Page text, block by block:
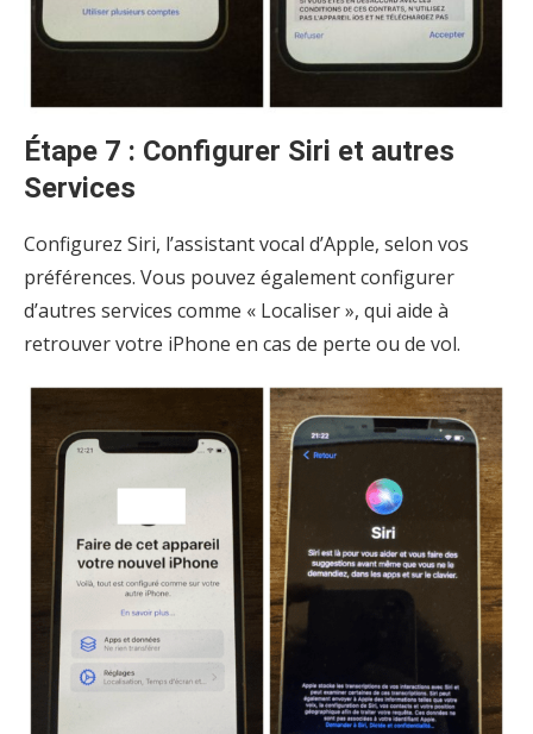
Étape 7 : Configurer Siri et autres
Services
Configurez Siri, l’assistant vocal d’Apple, selon vos
préférences. Vous pouvez également configurer
d’autres services comme « Localiser », qui aide à
retrouver votre iPhone en cas de perte ou de vol.